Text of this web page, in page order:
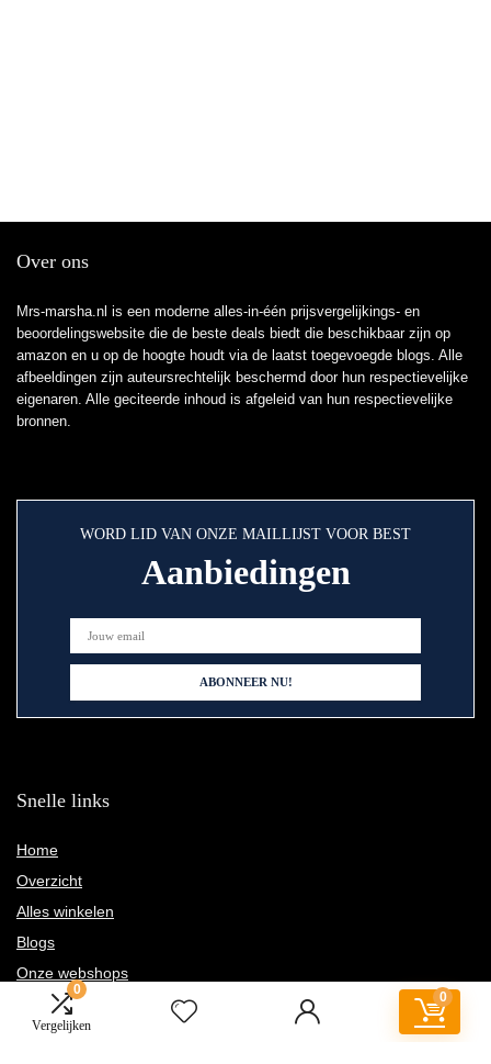
0
Vergelijken
0
Over ons
Mrs-marsha.nl is een moderne alles-in-één prijsvergelijkings- en
beoordelingswebsite die de beste deals biedt die beschikbaar zijn op
amazon en u op de hoogte houdt via de laatst toegevoegde blogs. Alle
afbeeldingen zijn auteursrechtelijk beschermd door hun respectievelijke
eigenaren. Alle geciteerde inhoud is afgeleid van hun respectievelijke
bronnen.
WORD LID VAN ONZE MAILLIJST VOOR BEST
Aanbiedingen
Snelle links
Home
Overzicht
Alles winkelen
Blogs
Onze webshops
Adverteren